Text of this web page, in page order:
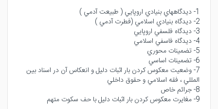
1- ديدگاههاي بنيادي اروپايي ( طبيعت آدمي )
2- ديدگاه بنيادي اسلامي (فطرت آدمي )
3- ديدگاه فلسفي اروپايي
4- ديدگاه فاسفي اسلامي
5- تضمينات محوري
6- تضمينات اساسي
7- وضعيت معكوس كردن بار اثبات دليل و انعكاس آن در اسناد بين
المللي ، فقه اسلامي و حقوق داخلي
8- جرائم خاص
9- مغايرت معكوس كردن بار اثبات دليل با حف سكوت متهم